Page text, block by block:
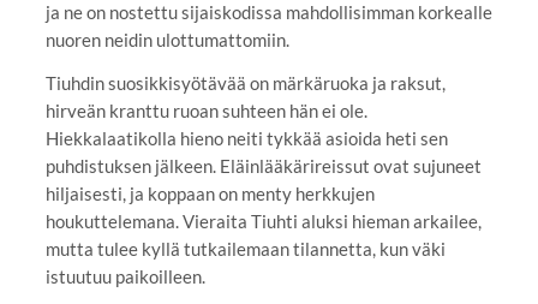
ja ne on nostettu sijaiskodissa mahdollisimman korkealle
nuoren neidin ulottumattomiin.
Tiuhdin suosikkisyötävää on märkäruoka ja raksut,
hirveän kranttu ruoan suhteen hän ei ole.
Hiekkalaatikolla hieno neiti tykkää asioida heti sen
puhdistuksen jälkeen. Eläinlääkärireissut ovat sujuneet
hiljaisesti, ja koppaan on menty herkkujen
houkuttelemana. Vieraita Tiuhti aluksi hieman arkailee,
mutta tulee kyllä tutkailemaan tilannetta, kun väki
istuutuu paikoilleen.